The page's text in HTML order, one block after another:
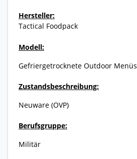
Hersteller:
Tactical Foodpack
Modell:
Gefriergetrocknete Outdoor Menüs
Zustandsbeschreibung:
Neuware (OVP)
Berufsgruppe:
Militär